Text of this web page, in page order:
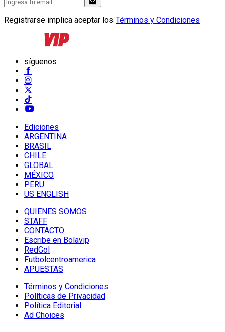
Registrarse implica aceptar los Términos y Condiciones
síguenos
Ediciones
ARGENTINA
BRASIL
CHILE
GLOBAL
MÉXICO
PERU
US ENGLISH
QUIENES SOMOS
STAFF
CONTACTO
Escribe en Bolavip
RedGol
Futbolcentroamerica
APUESTAS
Términos y Condiciones
Políticas de Privacidad
Política Editorial
Ad Choices